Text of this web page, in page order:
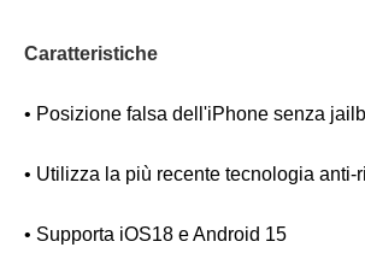
Caratteristiche
• Posizione falsa dell'iPhone senza
• Utilizza la più recente tecnologia anti-
• Supporta iOS18 e Android 15